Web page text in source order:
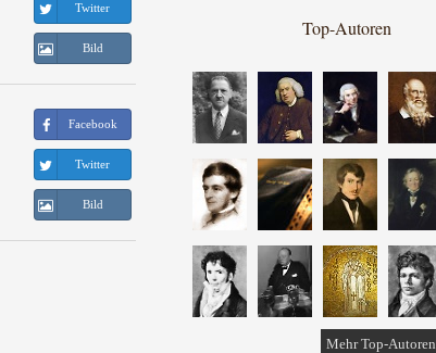
Twitter
Bild
Facebook
Twitter
Bild
Top-Autoren
Mehr Top-Autoren